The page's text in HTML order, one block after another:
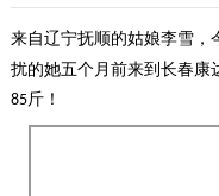
来自辽宁抚顺的姑娘李雪，
扰的她五个月前来到长春康
85斤！